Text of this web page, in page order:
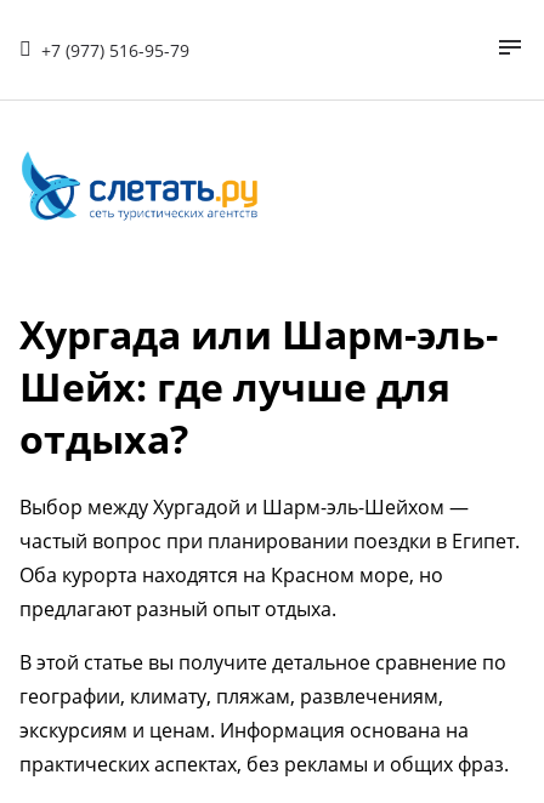
+7 (977) 516-95-79
Хургада или Шарм-эль-
Шейх: где лучше для
отдыха?
Выбор между Хургадой и Шарм-эль-Шейхом —
частый вопрос при планировании поездки в Египет.
Оба курорта находятся на Красном море, но
предлагают разный опыт отдыха.
В этой статье вы получите детальное сравнение по
географии, климату, пляжам, развлечениям,
экскурсиям и ценам. Информация основана на
практических аспектах, без рекламы и общих фраз.